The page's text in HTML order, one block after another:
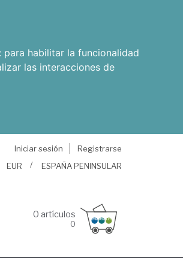
para habilitar la funcionalidad
las interacciones de
Iniciar sesión
Registrarse
EUR ESPAÑA PENINSULAR
0 artículos
0